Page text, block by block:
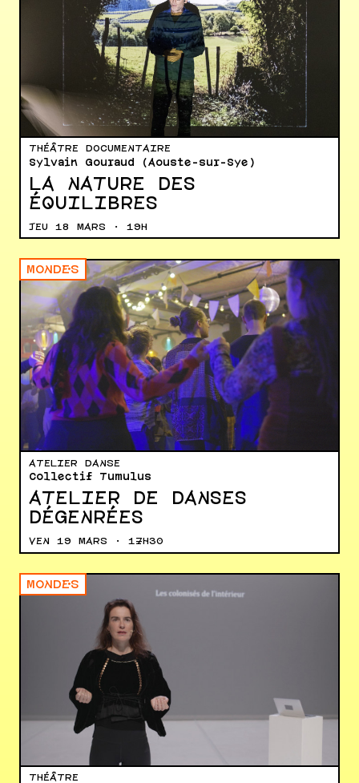
THÉÂTRE DOCUMENTAIRE
Sylvain Gouraud (Aouste-sur-Sye)
LA NATURE DES
ÉQUILIBRES
JEU 18 MARS · 19H
MONDE·S
ATELIER DANSE
Collectif Tumulus
ATELIER DE DANSES
DÉGENRÉES
VEN 19 MARS · 17H30
MONDE·S
THÉÂTRE